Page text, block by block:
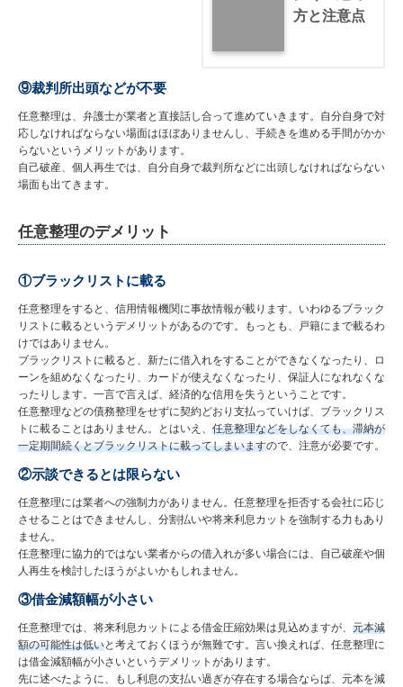
方と注意点
⑨裁判所出頭などが不要
任意整理は、弁護士が業者と直接話し合って進めていきます。自分自身で対
応しなければならない場面はほぼありませんし、手続きを進める手間がかか
らないというメリットがあります。
自己破産、個人再生では、自分自身で裁判所などに出頭しなければならない
場面も出てきます。
任意整理のデメリット
①ブラックリストに載る
任意整理をすると、信用情報機関に事故情報が載ります。いわゆるブラック
リストに載るというデメリットがあるのです。もっとも、戸籍にまで載るわ
けではありません。
ブラックリストに載ると、新たに借入れをすることができなくなったり、ロ
ーンを組めなくなったり、カードが使えなくなったり、保証人になれなくな
ったりします。一言で言えば、経済的な信用を失うということです。
任意整理などの債務整理をせずに契約どおり支払っていけば、ブラックリス
トに載ることはありません。とはいえ、 任意整理などをしなくても、滞納が
一定期間続くとブラックリストに載ってしまいますので、注意が必要です。
②示談できるとは限らない
任意整理には業者への強制力がありません。任意整理を拒否する会社に応じ
させることはできませんし、分割払いや将来利息カットを強制する力もあり
ません。
任意整理に協力的ではない業者からの借入れが多い場合には、自己破産や個
人再生を検討したほうがよいかもしれません。
③借金減額幅が小さい
任意整理では、将来利息カットによる借金圧縮効果は見込めますが、 元本減
額の可能性は低いと考えておくほうが無難です。言い換えれば、任意整理に
は借金減額幅が小さいというデメリットがあります。
先に述べたように、もし利息の支払い過ぎが存在する場合ならば、元本を減